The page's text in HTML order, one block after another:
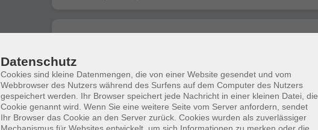
Italienisch
Niveau B1/B2 - Lehrbuch: Con piacere nuovo B1/B2 -
Einstieg jederzeit möglich
Datenschutz
Cookies sind kleine Datenmengen, die von einer Website gesendet und vom
Webbrowser des Nutzers während des Surfens auf dem Computer des Nutzers
gespeichert werden. Ihr Browser speichert jede Nachricht in einer kleinen Datei, die
Cookie genannt wird. Wenn Sie eine weitere Seite vom Server anfordern, sendet
Ihr Browser das Cookie an den Server zurück. Cookies wurden als zuverlässiger
Mechanismus für Websites entwickelt, um sich Informationen zu merken oder die